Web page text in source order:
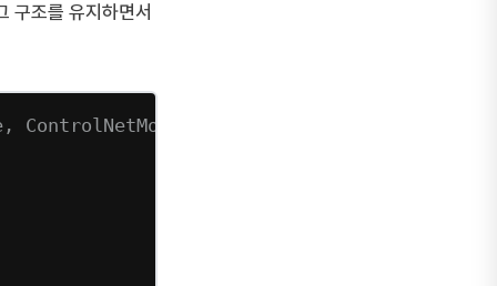
구조를 유지하면서